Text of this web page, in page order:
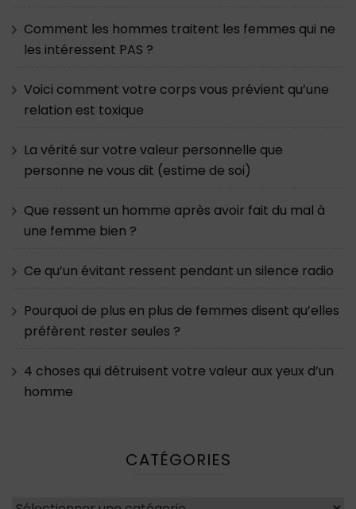
Comment les hommes traitent les femmes qui ne
les intéressent PAS ?
Voici comment votre corps vous prévient qu’une
relation est toxique
La vérité sur votre valeur personnelle que
personne ne vous dit (estime de soi)
Que ressent un homme après avoir fait du mal à
une femme bien ?
Ce qu’un évitant ressent pendant un silence radio
Pourquoi de plus en plus de femmes disent qu’elles
préfèrent rester seules ?
4 choses qui détruisent votre valeur aux yeux d’un
homme
CATÉGORIES